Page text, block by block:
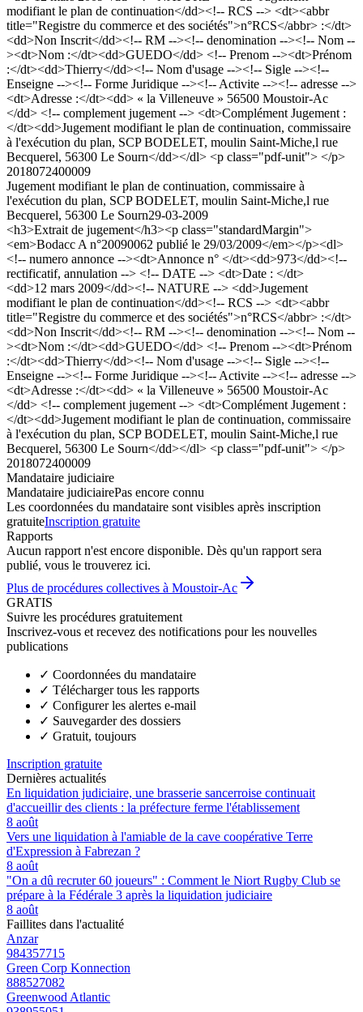
modifiant le plan de continuation</dd><!-- RCS --> <dt><abbr
title="Registre du commerce et des sociétés">n°RCS</abbr> :</dt>
<dd>Non Inscrit</dd><!-- RM --><!-- denomination --><!-- Nom --
><dt>Nom :</dt><dd>GUEDO</dd> <!-- Prenom --><dt>Prénom
:</dt><dd>Thierry</dd><!-- Nom d'usage --><!-- Sigle --><!--
Enseigne --><!-- Forme Juridique --><!-- Activite --><!-- adresse -->
<dt>Adresse :</dt><dd> « la Villeneuve » 56500 Moustoir-Ac
</dd> <!-- complement jugement --> <dt>Complément Jugement :
</dt><dd>Jugement modifiant le plan de continuation, commissaire
à l'exécution du plan, SCP BODELET, moulin Saint-Miche,l rue
Becquerel, 56300 Le Sourn</dd></dl> <p class="pdf-unit"> </p>
2018072400009
Jugement modifiant le plan de continuation, commissaire à
l'exécution du plan, SCP BODELET, moulin Saint-Miche,l rue
Becquerel, 56300 Le Sourn29-03-2009
<h3>Extrait de jugement</h3><p class="standardMargin">
<em>Bodacc A n°20090062 publié le 29/03/2009</em></p><dl>
<!-- numero annonce --><dt>Annonce n° </dt><dd>973</dd><!--
rectificatif, annulation --> <!-- DATE --> <dt>Date : </dt>
<dd>12 mars 2009</dd><!-- NATURE --> <dd>Jugement
modifiant le plan de continuation</dd><!-- RCS --> <dt><abbr
title="Registre du commerce et des sociétés">n°RCS</abbr> :</dt>
<dd>Non Inscrit</dd><!-- RM --><!-- denomination --><!-- Nom --
><dt>Nom :</dt><dd>GUEDO</dd> <!-- Prenom --><dt>Prénom
:</dt><dd>Thierry</dd><!-- Nom d'usage --><!-- Sigle --><!--
Enseigne --><!-- Forme Juridique --><!-- Activite --><!-- adresse -->
<dt>Adresse :</dt><dd> « la Villeneuve » 56500 Moustoir-Ac
</dd> <!-- complement jugement --> <dt>Complément Jugement :
</dt><dd>Jugement modifiant le plan de continuation, commissaire
à l'exécution du plan, SCP BODELET, moulin Saint-Miche,l rue
Becquerel, 56300 Le Sourn</dd></dl> <p class="pdf-unit"> </p>
2018072400009
Mandataire judiciaire
Mandataire judiciairePas encore connu
Les coordonnées du mandataire sont visibles après inscription
gratuiteInscription gratuite
Rapports
Aucun rapport n'est encore disponible. Dès qu'un rapport sera
publié, vous le trouverez ici.
Plus de procédures collectives à Moustoir-Ac
GRATIS
Suivre les procédures gratuitement
Inscrivez-vous et recevez des notifications pour les nouvelles
publications
✓ Coordonnées du mandataire
✓ Télécharger tous les rapports
✓ Configurer les alertes e-mail
✓ Sauvegarder des dossiers
✓ Gratuit, toujours
Inscription gratuite
Dernières actualités
En liquidation judiciaire, une brasserie sancerroise continuait
d'accueillir des clients : la préfecture ferme l'établissement
8 août
Vers une liquidation à l'amiable de la cave coopérative Terre
d'Expression à Fabrezan ?
8 août
"On a dû recruter 60 joueurs" : Comment le Niort Rugby Club se
prépare à la Fédérale 3 après la liquidation judiciaire
8 août
Faillites dans l'actualité
Anzar
984357715
Green Corp Konnection
888527082
Greenwood Atlantic